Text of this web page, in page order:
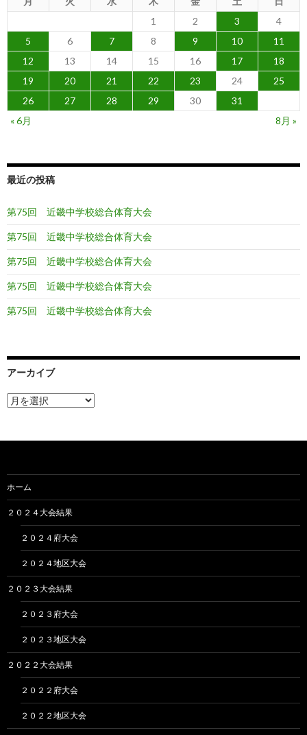
1
2 3
4
5
6 7 8 9 10
11
12
13 14 15 16 17
18
19
20 21 22 23 24
25
26
27 28 29 30
31
« 6月
8月 »
最近の投稿
第75回 近畿中学校総合体育大会
第75回 近畿中学校総合体育大会
第75回 近畿中学校総合体育大会
第75回 近畿中学校総合体育大会
第75回 近畿中学校総合体育大会
アーカイブ
ア
ー
ホーム
２０２４大会結果
２０２４府大会
２０２４地区大会
２０２３大会結果
２０２３府大会
２０２３地区大会
２０２２大会結果
２０２２府大会
２０２２地区大会